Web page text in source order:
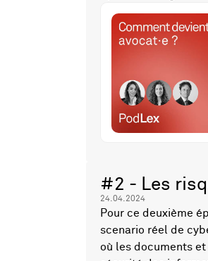
#2 - Les
24.04.2024
Pour ce deuxième
scenario réel de
où les documents